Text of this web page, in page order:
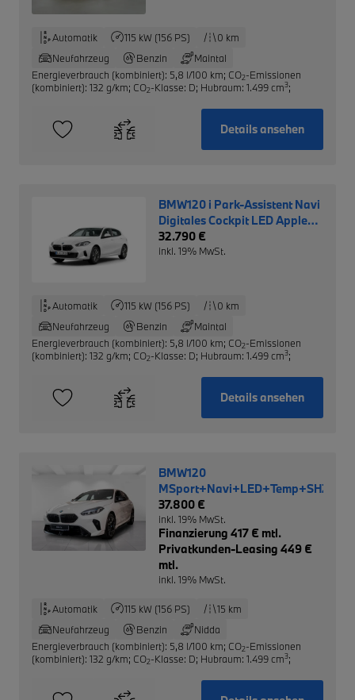
Automatik 115 kW (156 PS)
0 km
Neufahrzeug
Benzin
Maintal
Energieverbrauch (kombiniert): 5,8 l/100 km; CO2-Emissionen
(kombiniert): 132 g/km; CO2-Klasse: D; Hubraum: 1.499 cm3;
Details ansehen
BMW120 i Park-Assistent Navi
Digitales Cockpit LED Apple
CarPlay Android Auto
Klimaautom
32.790 €
inkl. 19% MwSt.
Automatik 115 kW (156 PS)
0 km
Neufahrzeug
Benzin
Maintal
Energieverbrauch (kombiniert): 5,8 l/100 km; CO2-Emissionen
(kombiniert): 132 g/km; CO2-Klasse: D; Hubraum: 1.499 cm3;
Details ansehen
BMW120
37.800 €
inkl. 19% MwSt.
Finanzierung 417 € mtl.
Privatkunden-Leasing 449 €
mtl.
inkl. 19% MwSt.
Automatik 115 kW (156 PS)
15 km
Neufahrzeug
Benzin
Nidda
Energieverbrauch (kombiniert): 5,8 l/100 km; CO2-Emissionen
(kombiniert): 132 g/km; CO2-Klasse: D; Hubraum: 1.499 cm3;